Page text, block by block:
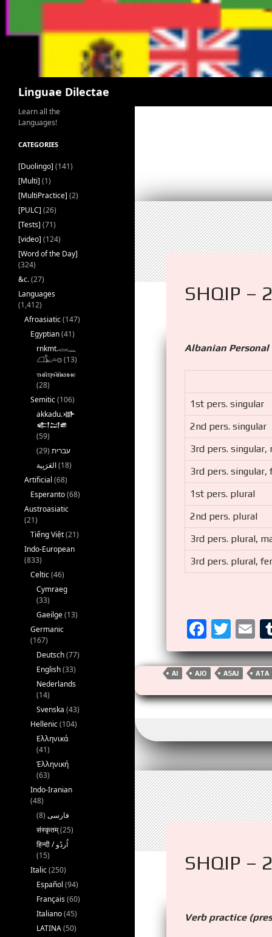
Linguae Dilectae
SHQIP –
Albanian Personal
1st pers. singular
2nd pers. singular
3rd pers. singular,
3rd pers. singular,
1st pers. plural
2nd pers. plural
3rd pers. plural,
3rd pers. plural,
F
a
ce
b
o
k
T
wi
tt
er
E
m
AI AJO ASAJ ATA
SHQIP –
Verb practice
Learn all the
Languages!
CATEGORIES
[Duolingo] (141)
[Multi] (1)
[MultiPractice] (2)
[PULC] (26)
[Tests] (71)
[video] (124)
[Word of the Day]
(324)
&c.(27)
Languages
(1,412)
Afroasiatic(147)
Egyptian(41)
rnkmt.𓂋𓏺𓈖
𓆎𓅓𓏏𓊖(13)
ⲧⲙⲛ̄ⲧⲣⲙ̄ⲛ̄ⲕⲏⲙⲉ
(28)
Semitic(106)
akkadu.𒀝
𒅗𒁺𒌑
(59)
עברית (29)
(18)
Artificial (68)
Esperanto(68)
Austroasiatic
(21)
Tiếng Việt(21)
Indo-European
(833)
Celtic(46)
Cymraeg
(33)
Gaeilge(13)
Germanic
(167)
Deutsch(77)
English(33)
Nederlands
(14)
Svenska (43)
Hellenic(104)
Ελληνικά
(41)
Ἑλληνική
(63)
Indo-Iranian
(48)
فارسی (8)
संस्कृतम्(25)
(15)
Italic(250)
Español (94)
Français(60)
Italiano(45)
LATINA(50)